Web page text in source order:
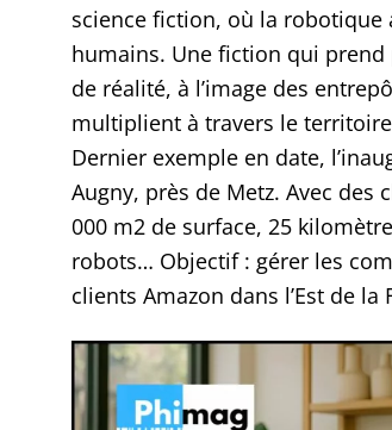
science fiction, où la
humains. Une fiction qui
de réalité, à l’image des
multiplient à travers le
Dernier exemple en date,
Augny, près de Metz. Avec
000 m2 de surface, 25
robots… Objectif : gérer les
clients Amazon dans l’Est de la